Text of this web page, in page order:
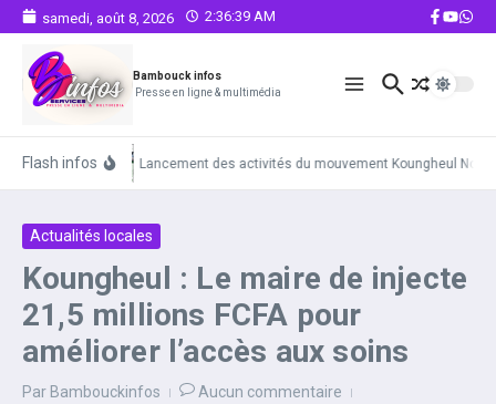
Aller au contenu
samedi, août 8, 2026 2:36:39 AM
Bambouck infos
Presse en ligne & multimédia
Flash infos Lancement des activités du mouvement Koungheul Notre
Actualités locales
Koungheul : Le maire de injecte
21,5 millions FCFA pour
améliorer l’accès aux soins
Par Bambouckinfos
Aucun commentaire